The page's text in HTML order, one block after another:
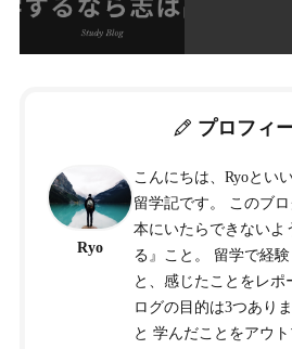
プロフィ
Ryo
こんにちは、Ryoとい
留学記です。 このブ
本にいたらできないよ
る』こと。 留学で経
と、感じたことをレポ
ログの目的は3つあり
と 学んだことをアウ